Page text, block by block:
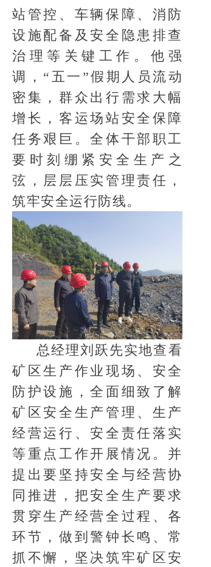
站管控、车辆保障、消防
设施配备及安全隐患排查
治理等关键工作。他强
调，“五一”假期人员流动
密集，群众出行需求大幅
增长，客运场站安全保障
任务艰巨。全体干部职工
要时刻绷紧安全生产之
弦，层层压实管理责任，
筑牢安全运行防线。
总经理刘跃先实地查看
矿区生产作业现场、安全
防护设施，全面细致了解
矿区安全生产管理、生产
经营运行、安全责任落实
等重点工作开展情况。并
提出要坚持安全与经营协
同推进，把安全生产要求
贯穿生产经营全过程、各
环节，做到警钟长鸣、常
抓不懈，坚决筑牢矿区安